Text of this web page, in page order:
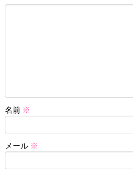
名前 ※
メール ※